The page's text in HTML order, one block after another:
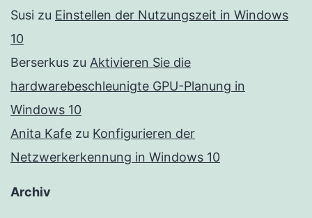
Susi zu Einstellen der Nutzungszeit in Windows
10
Berserkus zu Aktivieren Sie die
hardwarebeschleunigte GPU-Planung in
Windows 10
Anita Kafe zu Konfigurieren der
Netzwerkerkennung in Windows 10
Archiv